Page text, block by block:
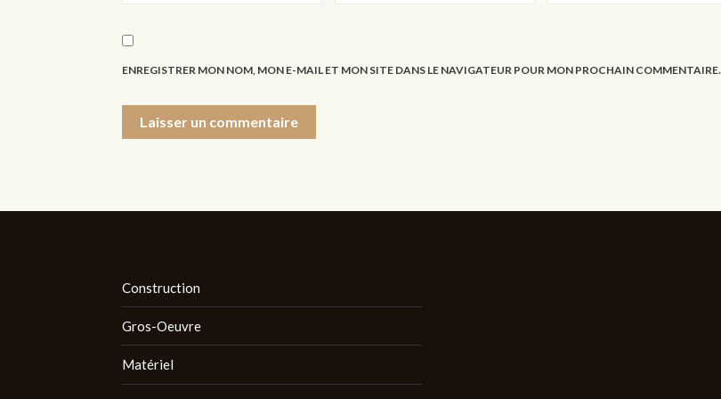
ENREGISTRER MON NOM, MON E-MAIL ET MON SITE DANS LE NAVIGATEUR POUR MON PROCHAIN COMMENTAIRE.
Construction
Gros-Oeuvre
Matériel